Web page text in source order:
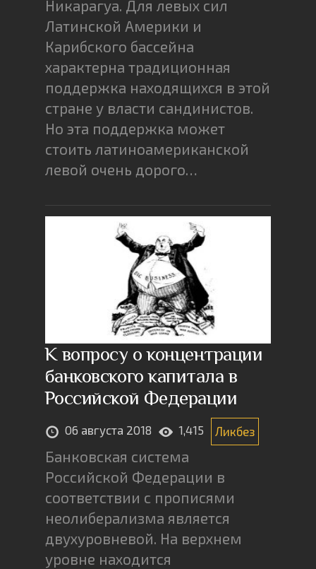
Никарагуа. Для левых сил
Латинской Америки и
Карибского бассейна
характерна традиционная
поддержка находящихся в этой
стране у власти сандинистов.
Но эта поддержка может
стоить латиноамериканской
левой очень дорого…
К вопросу о концентрации
банковского капитала в
Российской Федерации
06 августа 2018 1,415 Ликбез
Банковская система
Российской Федерации в
соответствии с прописями
неолиберализма является
двухуровневой. На верхнем
уровне находится